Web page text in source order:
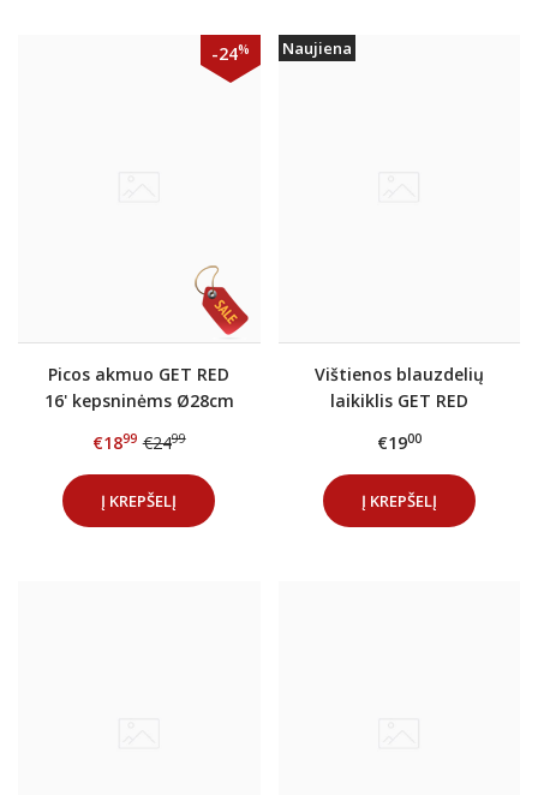
-24%
Picos akmuo GET RED
16' kepsninėms Ø28cm
€1899 €2499
Į KREPŠELĮ
Naujiena
Vištienos blauzdelių
laikiklis GET RED
€1900
Į KREPŠELĮ